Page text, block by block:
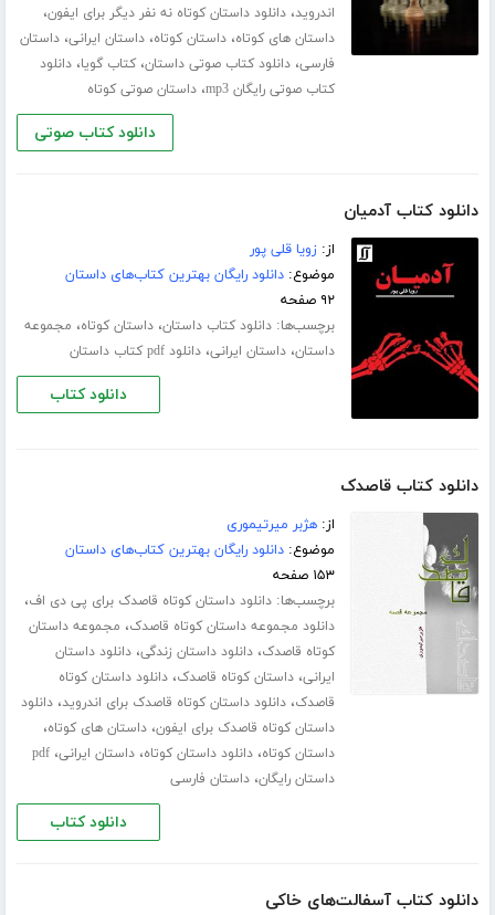
اندروید،دانلود داستان کوتاه نه نفر دیگر برای ایفون،
داستان های کوتاه،داستان کوتاه،داستان ایرانی،داستان
فارسی،دانلود کتاب صوتی داستان،کتاب گویا،دانلود
کتاب صوتی رایگان mp3
،داستان صوتی کوتاه
دانلود کتاب صوتی
دانلود کتاب آدمیان
از:زویا قلی پور
موضوع:دانلود رایگان بهترین کتاب‌های داستان
۹۲ صفحه
برچسب‌ها:دانلود کتاب داستان،داستان کوتاه، مجموعه
داستان،داستان ایرانی،دانلود pdf کتاب داستان
دانلود کتاب
دانلود کتاب قاصدک
از:هژبر میرتیموری
موضوع:دانلود رایگان بهترین کتاب‌های داستان
۱۵۳ صفحه
برچسب‌ها:دانلود داستان کوتاه قاصدک برای پی دی اف،
دانلود مجموعه داستان کوتاه قاصدک، مجموعه داستان
کوتاه قاصدک،دانلود داستان زندگی،دانلود داستان
ایرانی،داستان کوتاه قاصدک،دانلود داستان کوتاه
قاصدک،دانلود داستان کوتاه قاصدک برای اندروید،دانلود
داستان کوتاه قاصدک برای ایفون،داستان های کوتاه،
داستان کوتاه،دانلود داستان کوتاه،داستان ایرانی،pdf
داستان رایگان،داستان فارسی
دانلود کتاب
دانلود کتاب آسفالت‌های خاکی